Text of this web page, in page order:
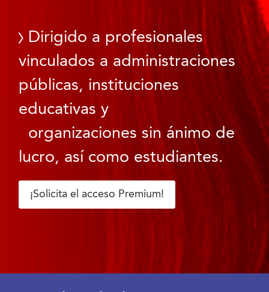
Dirigido a profesionales
vinculados a administraciones
públicas, instituciones
educativas y
organizaciones sin ánimo de
lucro, así como estudiantes.
¡Solicita el acceso Premium!